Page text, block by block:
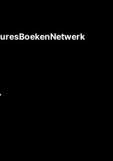
BoekenNetwerk